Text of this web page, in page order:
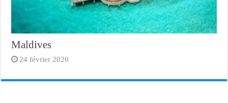
Maldives
24 février 2020